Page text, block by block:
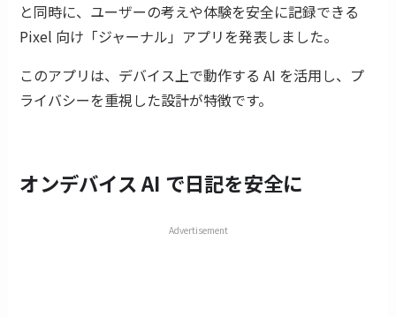
と同時に、ユーザーの考えや体験を安全に記録できる
Pixel 向け「ジャーナル」アプリを発表しました。
このアプリは、デバイス上で動作する AI を活用し、プ
ライバシーを重視した設計が特徴です。
オンデバイス AI で日記を安全に
Advertisement